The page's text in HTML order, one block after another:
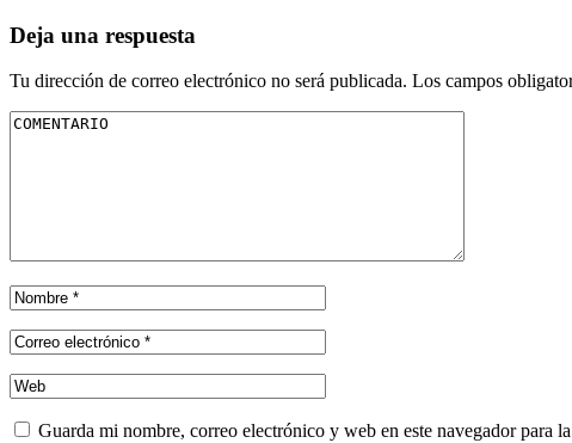
Deja una respuesta
Tu dirección de correo electrónico no será publicada. Los campos
Guarda mi nombre, correo electrónico y web en este navegador para